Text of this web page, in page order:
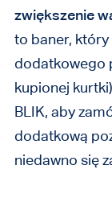
zwiększenie
to baner,
dodatkowego
kupionej
BLIK, aby
dodatkową
niedawno się